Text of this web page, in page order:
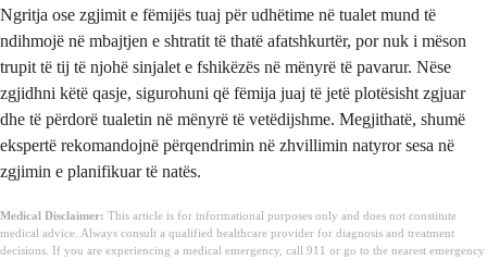
Ngritja ose zgjimit e fëmijës tuaj për udhëtime në tualet mund të
ndihmojë në mbajtjen e shtratit të thatë afatshkurtër, por nuk i mëson
trupit të tij të njohë sinjalet e fshikëzës në mënyrë të pavarur. Nëse
zgjidhni këtë qasje, sigurohuni që fëmija juaj të jetë plotësisht zgjuar
dhe të përdorë tualetin në mënyrë të vetëdijshme. Megjithatë, shumë
ekspertë rekomandojnë përqendrimin në zhvillimin natyror sesa në
zgjimin e planifikuar të natës.
Medical Disclaimer: This article is for informational purposes only and does not constitute
medical advice. Always consult a qualified healthcare provider for diagnosis and treatment
decisions. If you are experiencing a medical emergency, call 911 or go to the nearest emergency